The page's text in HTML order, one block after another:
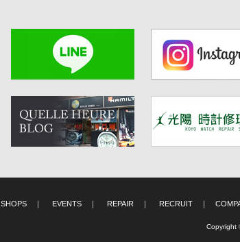
2025年7月30日（水）、ORIS Co-CEO Rolf
店を来訪されました。
SHOPS ｜ EVENTS ｜ REPAIR ｜ RECRUIT ｜
Copyright